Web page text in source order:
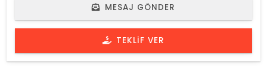
MESAJ GÖNDER
TEKLIF VER